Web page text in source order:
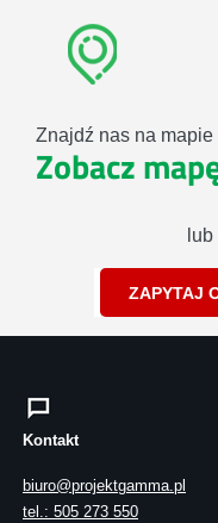
Znajdź nas na mapie
Zobacz
ZAPYTAJ
Kontakt
biuro@projektgamma.pl
tel.: 505 273 550